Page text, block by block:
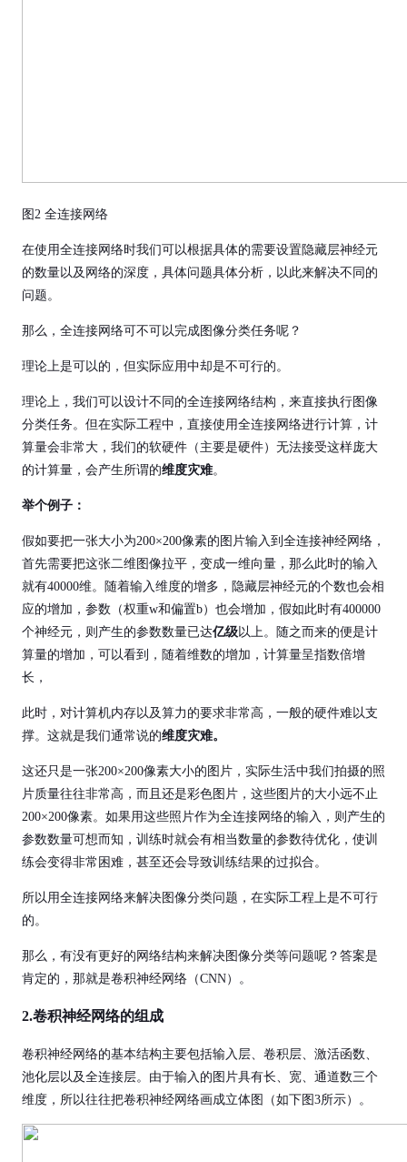
图2 全连接网络
在使用全连接网络时我们可以根据具体的需要设置隐藏层神经元
的数量以及网络的深度，具体问题具体分析，以此来解决不同的
问题。
那么，全连接网络可不可以完成图像分类任务呢？
理论上是可以的，但实际应用中却是不可行的。
理论上，我们可以设计不同的全连接网络结构，来直接执行图像
分类任务。但在实际工程中，直接使用全连接网络进行计算，计
算量会非常大，我们的软硬件（主要是硬件）无法接受这样庞大
的计算量，会产生所谓的维度灾难。
举个例子：
假如要把一张大小为200×200像素的图片输入到全连接神经网络，
首先需要把这张二维图像拉平，变成一维向量，那么此时的输入
就有40000维。随着输入维度的增多，隐藏层神经元的个数也会相
应的增加，参数（权重w和偏置b）也会增加，假如此时有400000
个神经元，则产生的参数数量已达亿级以上。随之而来的便是计
算量的增加，可以看到，随着维数的增加，计算量呈指数倍增
长，
此时，对计算机内存以及算力的要求非常高，一般的硬件难以支
撑。这就是我们通常说的维度灾难。
这还只是一张200×200像素大小的图片，实际生活中我们拍摄的照
片质量往往非常高，而且还是彩色图片，这些图片的大小远不止
200×200像素。如果用这些照片作为全连接网络的输入，则产生的
参数数量可想而知，训练时就会有相当数量的参数待优化，使训
练会变得非常困难，甚至还会导致训练结果的过拟合。
所以用全连接网络来解决图像分类问题，在实际工程上是不可行
的。
那么，有没有更好的网络结构来解决图像分类等问题呢？答案是
肯定的，那就是卷积神经网络（CNN）。
2.卷积神经网络的组成
卷积神经网络的基本结构主要包括输入层、卷积层、激活函数、
池化层以及全连接层。由于输入的图片具有长、宽、通道数三个
维度，所以往往把卷积神经网络画成立体图（如下图3所示）。